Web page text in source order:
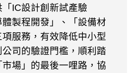
IC設計創新試產驗
製程開發」、「設備材
服務，有效降低中小型
司的驗證門檻，順利踏
市場」的最後一哩路，協